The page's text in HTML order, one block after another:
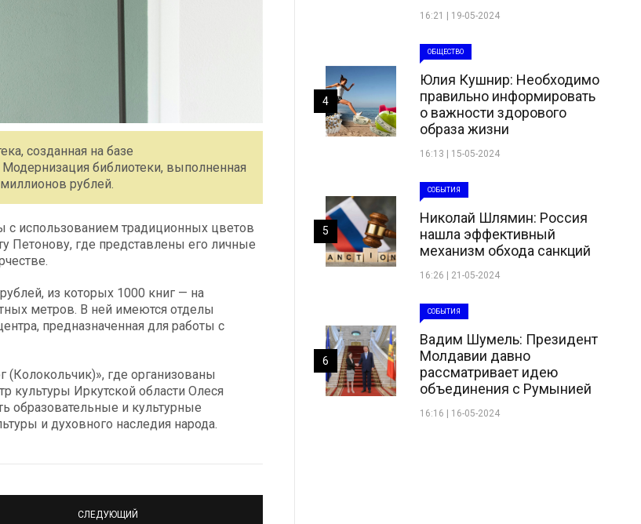
созданная на базе
библиотеки, выполненная
рублей.
с использованием традиционных цветов
Петонову, где представлены его личные
из которых 1000 книг — на
метров. В ней имеются отделы
предназначенная для работы с
(Колокольчик)», где организованы
культуры Иркутской области Олеся
образовательные и культурные
и духовного наследия народа.
СЛЕДУЮЩИЙ
16:21 | 19-05-2024
ОБЩЕСТВО
Юлия Кушнир: Необходимо
правильно информировать
о важности здорового
образа жизни
16:13 | 15-05-2024
4
СОБЫТИЯ
Николай Шлямин: Россия
нашла эффективный
механизм обхода санкций
16:26 | 21-05-2024
5
СОБЫТИЯ
Вадим Шумель: Президент
Молдавии давно
рассматривает идею
объединения с Румынией
16:16 | 16-05-2024
6